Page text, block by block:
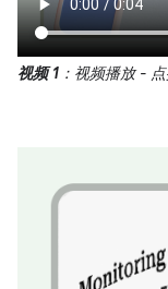
视频 1 ：视频播放 -